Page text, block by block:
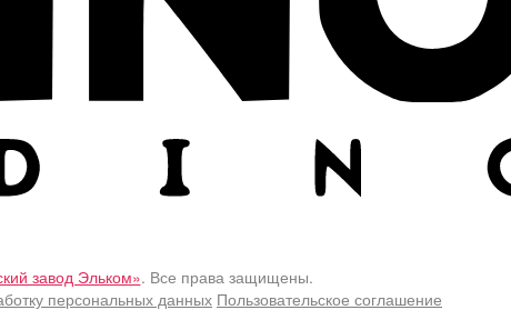
завод Эльком». Все права защищены.
персональных данных Пользовательское соглашение